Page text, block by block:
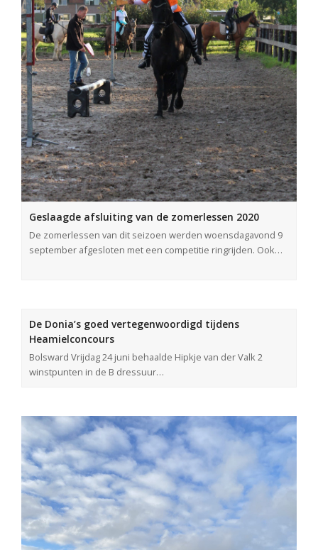
Geslaagde afsluiting van de zomerlessen 2020
De zomerlessen van dit seizoen werden woensdagavond 9
september afgesloten met een competitie ringrijden. Ook…
De Donia’s goed vertegenwoordigd tijdens
Heamielconcours
Bolsward Vrijdag 24 juni behaalde Hipkje van der Valk 2
winstpunten in de B dressuur…